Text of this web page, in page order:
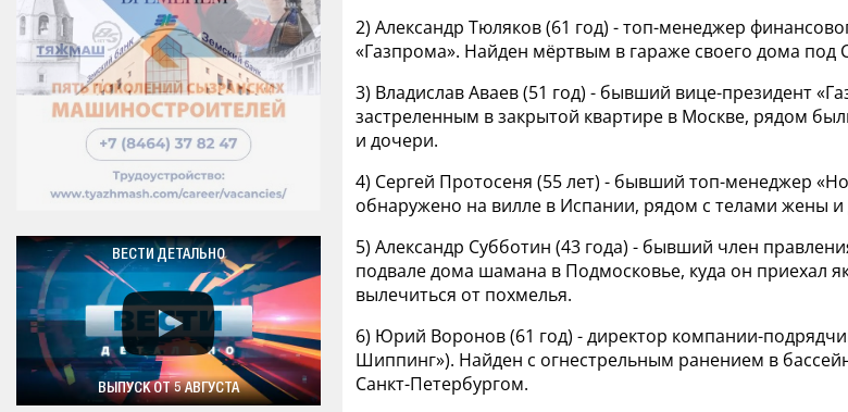
ВЕСТИ ДЕТАЛЬНО
ВЫПУСК ОТ 5 АВГУСТА
2) Александр Тюляков (61 год) - топ-менеджер
«Газпрома». Найден мёртвым в гараже своего дома под
3) Владислав Аваев (51 год) - бывший вице-президент
застреленным в закрытой квартире в Москве, рядом
и дочери.
4) Сергей Протосеня (55 лет) - бывший топ-менеджер
обнаружено на вилле в Испании, рядом с телами жены и
5) Александр Субботин (43 года) - бывший член
подвале дома шамана в Подмосковье, куда он приехал
вылечиться от похмелья.
6) Юрий Воронов (61 год) - директор компании-
Шиппинг»). Найден с огнестрельным ранением в
Санкт-Петербургом.